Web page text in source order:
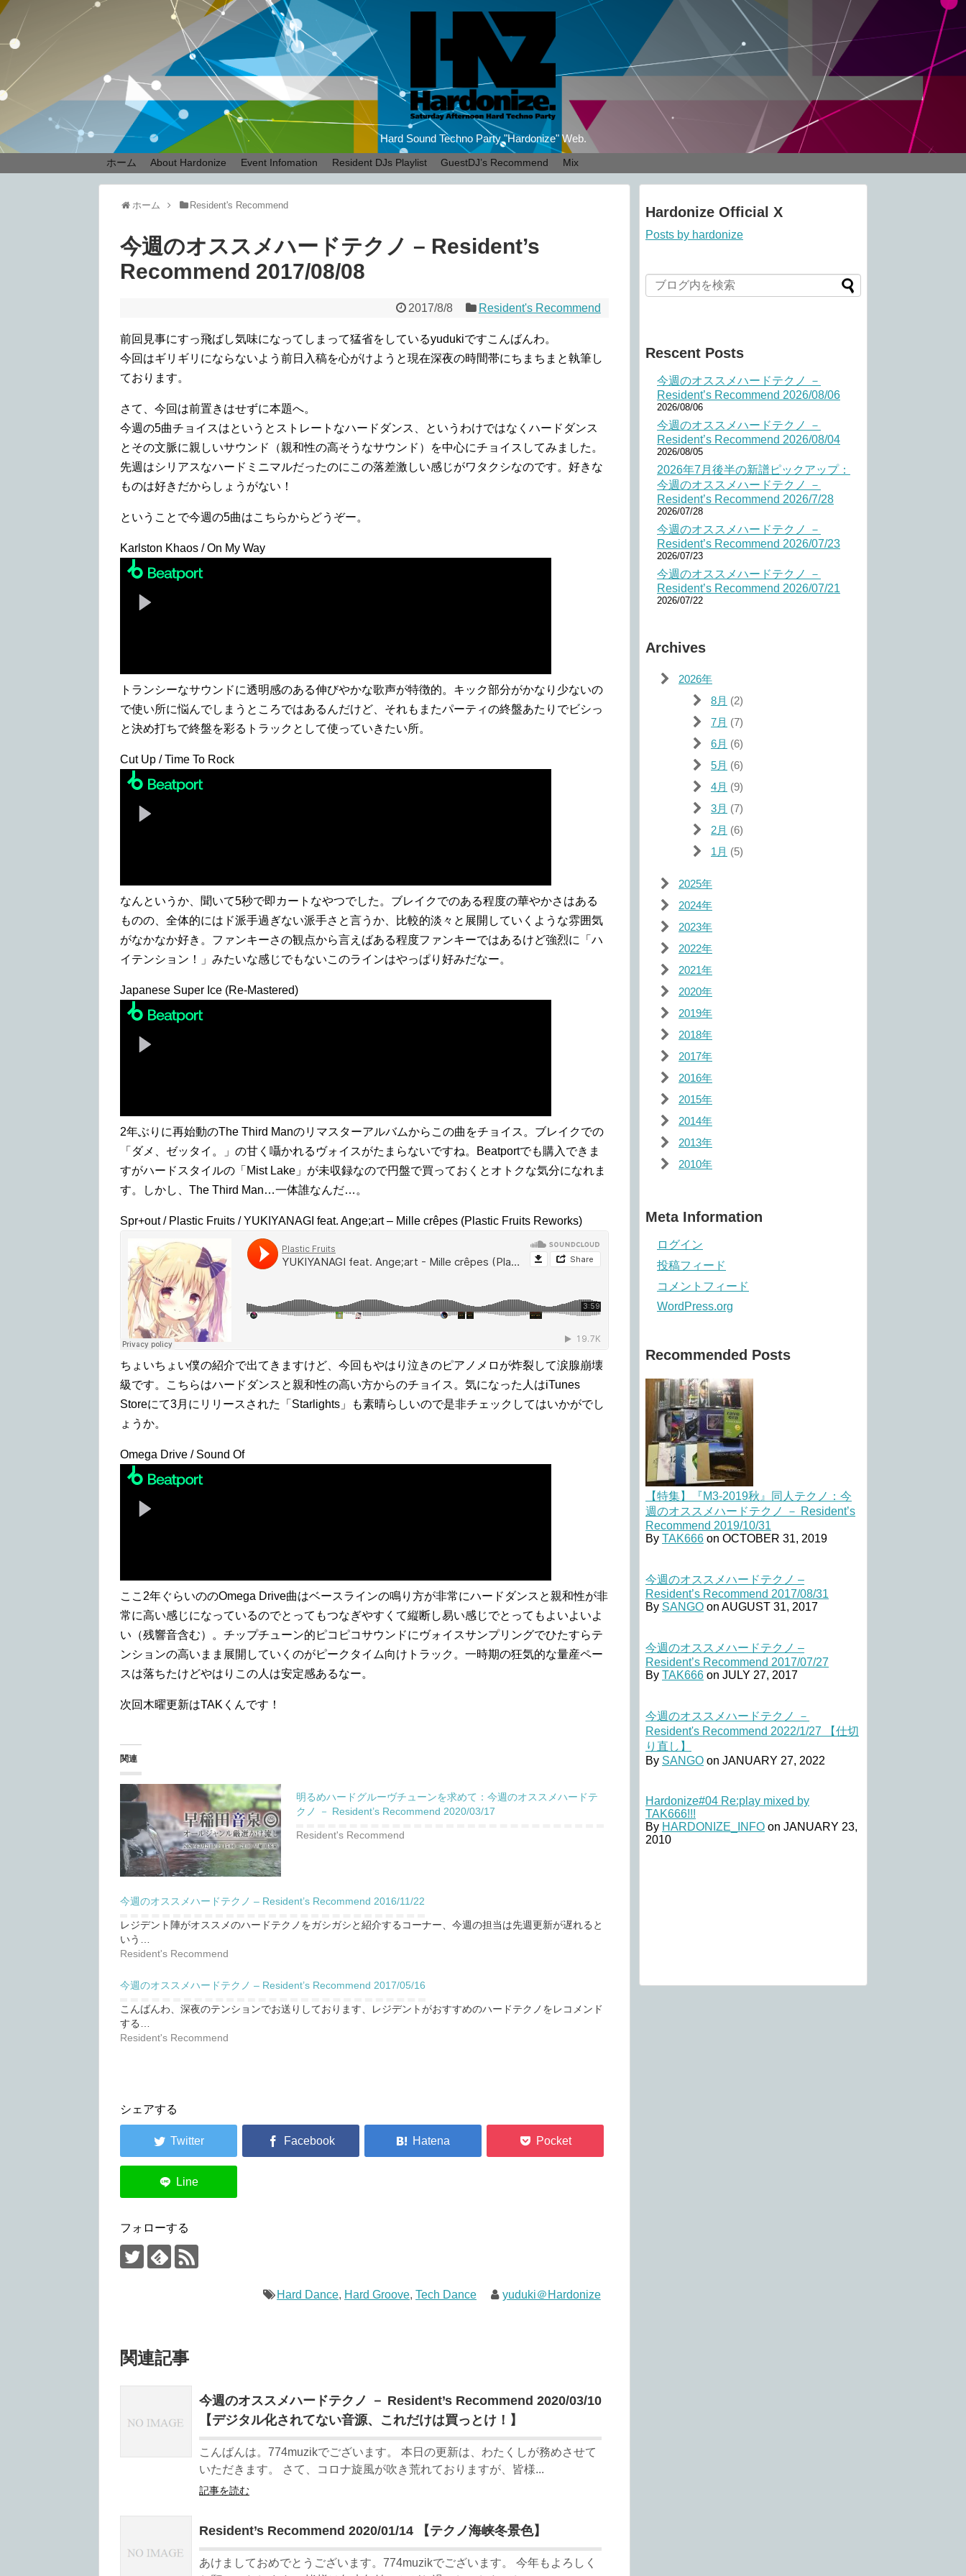
Hard Sound Techno Party "Hardonize" Web.
ホーム About Hardonize Event Infomation Resident DJs Playlist GuestDJ’s Recommend Mix
ホーム Resident's Recommend
今週のオススメハードテクノ – Resident’s
Recommend 2017/08/08
2017/8/8 Resident's Recommend
前回見事にすっ飛ばし気味になってしまって猛省をしているyudukiですこんばんわ。
今回はギリギリにならないよう前日入稿を心がけようと現在深夜の時間帯にちまちまと執筆し
ております。
さて、今回は前置きはせずに本題へ。
今週の5曲チョイスはというとストレートなハードダンス、というわけではなくハードダンス
とその文脈に親しいサウンド（親和性の高そうなサウンド）を中心にチョイスしてみました。
先週はシリアスなハードミニマルだったのにこの落差激しい感じがワタクシなのです。好きな
ものは好きだからしょうがない！
ということで今週の5曲はこちらからどうぞー。
Karlston Khaos / On My Way
トランシーなサウンドに透明感のある伸びやかな歌声が特徴的。キック部分がかなり少ないの
で使い所に悩んでしまうところではあるんだけど、それもまたパーティの終盤あたりでビシっ
と決め打ちで終盤を彩るトラックとして使っていきたい所。
Cut Up / Time To Rock
なんというか、聞いて5秒で即カートなやつでした。ブレイクでのある程度の華やかさはある
ものの、全体的にはド派手過ぎない派手さと言うか、比較的淡々と展開していくような雰囲気
がなかなか好き。ファンキーさの観点から言えばある程度ファンキーではあるけど強烈に「ハ
イテンション！」みたいな感じでもないこのラインはやっぱり好みだなー。
Japanese Super Ice (Re-Mastered)
2年ぶりに再始動のThe Third Manのリマスターアルバムからこの曲をチョイス。ブレイクでの
「ダメ、ゼッタイ。」の甘く囁かれるヴォイスがたまらないですね。Beatportでも購入できま
すがハードスタイルの「Mist Lake」が未収録なので円盤で買っておくとオトクな気分になれま
す。しかし、The Third Man…一体誰なんだ…。
Spr+out / Plastic Fruits / YUKIYANAGI feat. Ange;art – Mille crêpes (Plastic Fruits Reworks)
ちょいちょい僕の紹介で出てきますけど、今回もやはり泣きのピアノメロが炸裂して涙腺崩壊
級です。こちらはハードダンスと親和性の高い方からのチョイス。気になった人はiTunes
Storeにて3月にリリースされた「Starlights」も素晴らしいので是非チェックしてはいかがでし
ょうか。
Omega Drive / Sound Of
ここ2年ぐらいののOmega Drive曲はベースラインの鳴り方が非常にハードダンスと親和性が非
常に高い感じになっているのでとってもつなぎやすくて縦断し易い感じでとってもよいよいよ
い（残響音含む）。チップチューン的ピコピコサウンドにヴォイスサンプリングでひたすらテ
ンションの高いまま展開していくのがピークタイム向けトラック。一時期の狂気的な量産ペー
スは落ちたけどやはりこの人は安定感あるなー。
次回木曜更新はTAKくんです！
関連
明るめハードグルーヴチューンを求めて：今週のオススメハードテ
クノ － Resident’s Recommend 2020/03/17
Resident's Recommend
今週のオススメハードテクノ – Resident’s Recommend 2016/11/22
レジデント陣がオススメのハードテクノをガシガシと紹介するコーナー、今週の担当は先週更新が遅れると
いう…
Resident's Recommend
今週のオススメハードテクノ – Resident’s Recommend 2017/05/16
こんばんわ、深夜のテンションでお送りしております、レジデントがおすすめのハードテクノをレコメンド
する…
Resident's Recommend
シェアする
フォローする
Hard Dance, Hard Groove,Tech Dance yuduki＠Hardonize
関連記事
今週のオススメハードテクノ － Resident’s Recommend 2020/03/10
【デジタル化されてない音源、これだけは買っとけ！】
こんばんは。774muzikでございます。 本日の更新は、わたくしが務めさせて
いただきます。 さて、コロナ旋風が吹き荒れておりますが、皆様...
記事を読む
Resident’s Recommend 2020/01/14 【テクノ海峡冬景色】
あけましておめでとうございます。774muzikでございます。 今年もよろしく
Hardonize Official X
Posts by hardonize
Rescent Posts
今週のオススメハードテクノ －
Resident’s Recommend 2026/08/06
2026/08/06
今週のオススメハードテクノ －
Resident’s Recommend 2026/08/04
2026/08/05
2026年7月後半の新譜ピックアップ：
今週のオススメハードテクノ －
Resident’s Recommend 2026/7/28
2026/07/28
今週のオススメハードテクノ －
Resident’s Recommend 2026/07/23
2026/07/23
今週のオススメハードテクノ －
Resident’s Recommend 2026/07/21
2026/07/22
Archives
2026年
8月 (2)
7月 (7)
6月 (6)
5月 (6)
4月 (9)
3月 (7)
2月 (6)
1月 (5)
2025年
2024年
2023年
2022年
2021年
2020年
2019年
2018年
2017年
2016年
2015年
2014年
2013年
2010年
Meta Information
ログイン
投稿フィード
コメントフィード
WordPress.org
Recommended Posts
【特集】『M3-2019秋』同人テクノ：今
週のオススメハードテクノ － Resident’s
Recommend 2019/10/31
By TAK666 on OCTOBER 31, 2019
今週のオススメハードテクノ –
Resident’s Recommend 2017/08/31
By SANGO on AUGUST 31, 2017
今週のオススメハードテクノ –
Resident’s Recommend 2017/07/27
By TAK666 on JULY 27, 2017
今週のオススメハードテクノ －
Resident's Recommend 2022/1/27 【仕切
り直し】
By SANGO on JANUARY 27, 2022
Hardonize#04 Re:play mixed by
TAK666!!!
By HARDONIZE_INFO on JANUARY 23,
2010